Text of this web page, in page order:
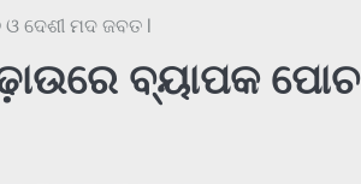
ଦେଶୀ ମଦ ଜବତ l
ବ୍ୟାପକ ପୋଚ